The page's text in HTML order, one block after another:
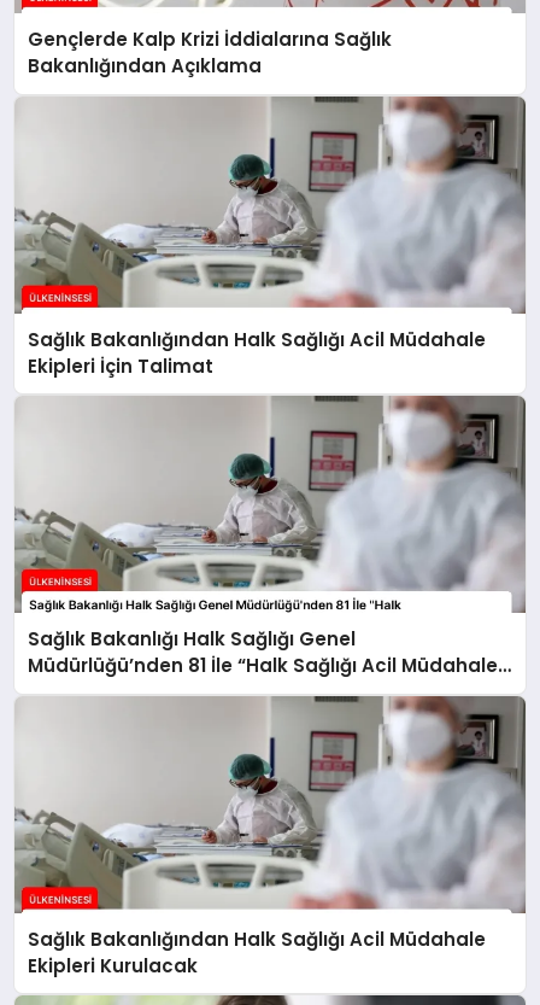
Gençlerde Kalp Krizi İddialarına Sağlık
Bakanlığından Açıklama
Sağlık Bakanlığından Halk Sağlığı Acil Müdahale
Ekipleri İçin Talimat
Sağlık Bakanlığı Halk Sağlığı Genel
Müdürlüğü’nden 81 İle “Halk Sağlığı Acil Müdahale
Ekipleri” Gönderildi
Sağlık Bakanlığından Halk Sağlığı Acil Müdahale
Ekipleri Kurulacak